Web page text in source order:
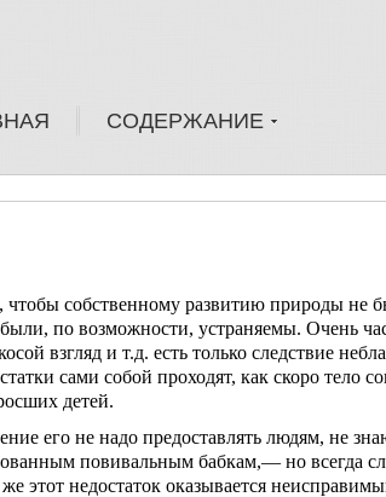
СОДЕРЖАНИЕ
собственному развитию приро­ды не
по возмож­ности, устраняемы. Очень
взгляд и т.д. есть только следствие
сами собой проходят, как скоро тело
детей.
его не надо предоставлять лю­дям, не
повивальным бабкам,— но всегда
этот недостаток оказывается